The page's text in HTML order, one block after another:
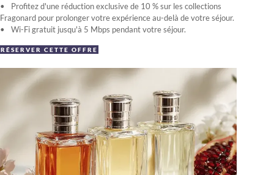
Profitez d'une réduction exclusive de 10 % sur les collections
Fragonard pour prolonger votre expérience au-delà de votre séjour.
Wi-Fi gratuit jusqu'à 5 Mbps pendant votre séjour.
RÉSERVER CETTE OFFRE